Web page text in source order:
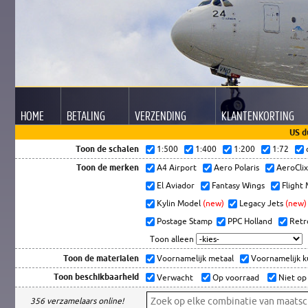
HOME BETALING VERZENDING KLANTENKORTING
US
Toon de schalen
1:500 1:400 1:200 1:72
Toon de merken A4 Airport Aero Polaris
El Aviador
Fantasy Wings
Flight
Kylin Model (new) Legacy Jets (new)
Postage Stamp
PPC Holland
Toon alleen
Toon de materialen Voornamelijk metaal Voornamelijk
Toon beschikbaarheid Verwacht Op voorraad Niet
356 verzamelaars online!